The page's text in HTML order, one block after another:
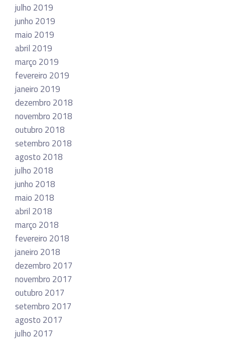
julho 2019
junho 2019
maio 2019
abril 2019
março 2019
fevereiro 2019
janeiro 2019
dezembro 2018
novembro 2018
outubro 2018
setembro 2018
agosto 2018
julho 2018
junho 2018
maio 2018
abril 2018
março 2018
fevereiro 2018
janeiro 2018
dezembro 2017
novembro 2017
outubro 2017
setembro 2017
agosto 2017
julho 2017